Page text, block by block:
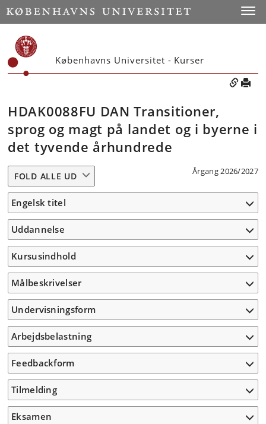
Københavns Universitet - Kurser
HDAK0088FU DAN Transitioner,
sprog og magt på landet og i byerne i
det tyvende århundrede
Årgang 2026/2027
FOLD ALLE UD
Engelsk titel
Uddannelse
Kursusindhold
Målbeskrivelser
Undervisningsform
Arbejdsbelastning
Feedbackform
Tilmelding
Eksamen